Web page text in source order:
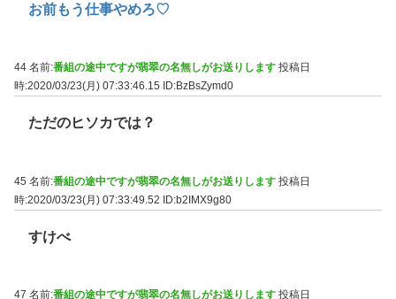
お前もう仕事やめろ♡
44 名前:番組の途中ですが翡翠の名無しがお送りします 投稿日
時:2020/03/23(月) 07:33:46.15
ID:BzBsZymd0
ただのヒソカでは？
45 名前:番組の途中ですが翡翠の名無しがお送りします 投稿日
時:2020/03/23(月) 07:33:49.52 ID:b2IMX9g80
すけべ
47 名前:番組の途中ですが翡翠の名無しがお送りします 投稿日